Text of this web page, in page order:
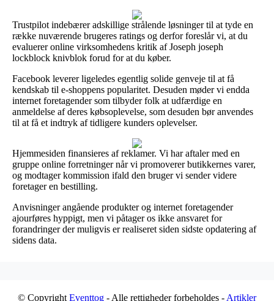
Trustpilot indebærer adskillige strålende løsninger til at tyde en
række nuværende brugeres ratings og derfor foreslår vi, at du
evaluerer online virksomhedens kritik af Joseph joseph
lockblock knivblok forud for at du køber.
Facebook leverer ligeledes egentlig solide genveje til at få
kendskab til e-shoppens popularitet. Desuden møder vi endda
internet foretagender som tilbyder folk at udfærdige en
anmeldelse af deres købsoplevelse, som desuden bør anvendes
til at få et indtryk af tidligere kunders oplevelser.
Hjemmesiden finansieres af reklamer. Vi har aftaler med en
gruppe online forretninger når vi promoverer butikkernes varer,
og modtager kommission ifald den bruger vi sender videre
foretager en bestilling.
Anvisninger angående produkter og internet foretagender
ajourføres hyppigt, men vi påtager os ikke ansvaret for
forandringer der muligvis er realiseret siden sidste opdatering af
sidens data.
© Copyright Eventtog - Alle rettigheder forbeholdes - Artikler